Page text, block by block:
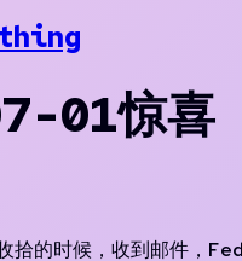
01惊喜
的时候，收到邮件，